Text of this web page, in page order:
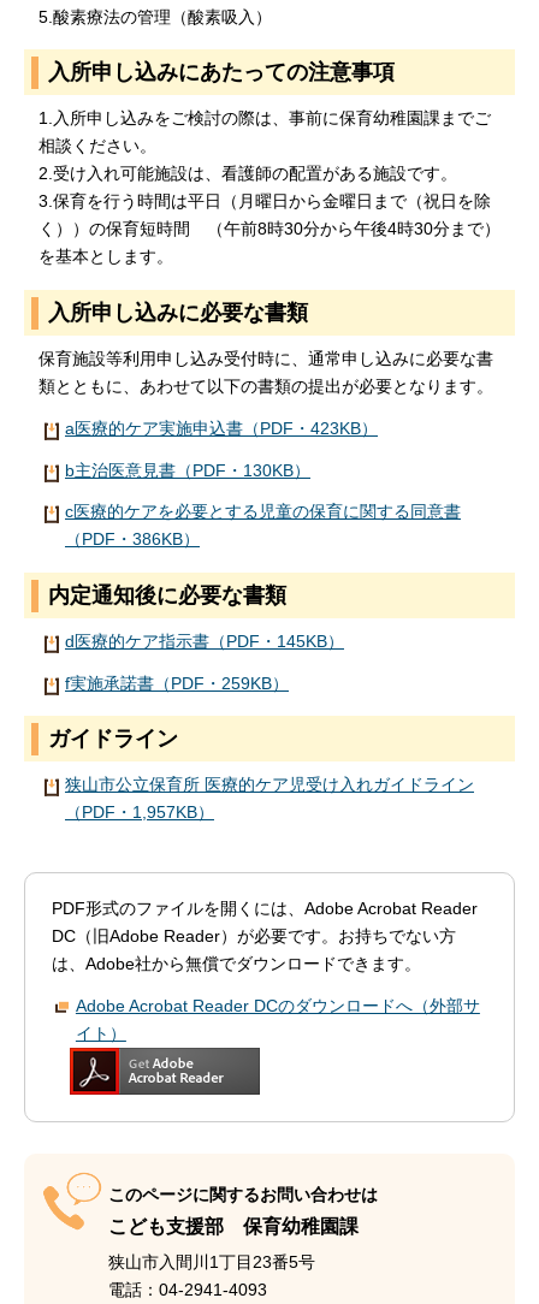
5.酸素療法の管理（酸素吸入）
入所申し込みにあたっての注意事項
1.入所申し込みをご検討の際は、事前に保育幼稚園課までご
相談ください。
2.受け入れ可能施設は、看護師の配置がある施設です。
3.保育を行う時間は平日（月曜日から金曜日まで（祝日を除
く））の保育短時間 （午前8時30分から午後4時30分まで）
を基本とします。
入所申し込みに必要な書類
保育施設等利用申し込み受付時に、通常申し込みに必要な書
類とともに、あわせて以下の書類の提出が必要となります。
a医療的ケア実施申込書（PDF・423KB）
b主治医意見書（PDF・130KB）
c医療的ケアを必要とする児童の保育に関する同意書
（PDF・386KB）
内定通知後に必要な書類
d医療的ケア指示書（PDF・145KB）
f実施承諾書（PDF・259KB）
ガイドライン
狭山市公立保育所 医療的ケア児受け入れガイドライン
（PDF・1,957KB）
PDF形式のファイルを開くには、Adobe Acrobat Reader
DC（旧Adobe Reader）が必要です。お持ちでない方
は、Adobe社から無償でダウンロードできます。
Adobe Acrobat Reader DCのダウンロードへ（外部サ
イト）
このページに関するお問い合わせは
こども支援部 保育幼稚園課
狭山市入間川1丁目23番5号
電話：04-2941-4093